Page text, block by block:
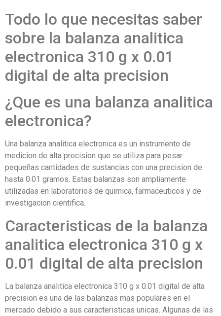
Todo lo que necesitas saber
sobre la balanza analitica
electronica 310 g x 0.01
digital de alta precision
¿Que es una balanza analitica
electronica?
Una balanza analitica electronica es un instrumento de
medicion de alta precision que se utiliza para pesar
pequeñas cantidades de sustancias con una precision de
hasta 0.01 gramos. Estas balanzas son ampliamente
utilizadas en laboratorios de quimica, farmaceuticos y de
investigacion cientifica.
Caracteristicas de la balanza
analitica electronica 310 g x
0.01 digital de alta precision
La balanza analitica electronica 310 g x 0.01 digital de alta
precision es una de las balanzas mas populares en el
mercado debido a sus caracteristicas unicas. Algunas de las